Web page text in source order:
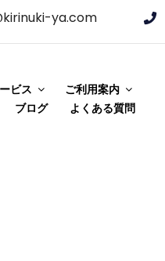
ya.com
キリコ
ビス
ご利用案内
ブログ
よくある質問